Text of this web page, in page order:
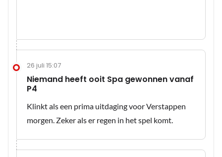
26 juli 15:07
Niemand heeft ooit Spa gewonnen vanaf
P4
Klinkt als een prima uitdaging voor Verstappen
morgen. Zeker als er regen in het spel komt.